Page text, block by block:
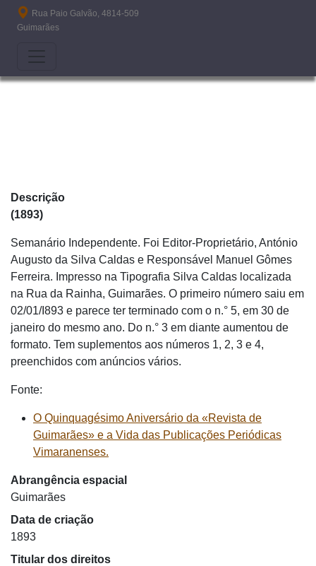
Passar para o conteúdo principal
Rua Paio Galvão, 4814-509
Guimarães
Descrição
(1893)
Semanário Independente. Foi Editor-Proprietário, António
Augusto da Silva Caldas e Responsável Manuel Gômes
Ferreira. Impresso na Tipografia Silva Caldas localizada
na Rua da Rainha, Guimarães. O primeiro número saiu em
02/01/I893 e parece ter terminado com o n.° 5, em 30 de
janeiro do mesmo ano. Do n.° 3 em diante aumentou de
formato. Tem suplementos aos números 1, 2, 3 e 4,
preenchidos com anúncios vários.
Fonte:
O Quinquagésimo Aniversário da «Revista de
Guimarães» e a Vida das Publicações Periódicas
Vimaranenses.
Abrangência espacial
Guimarães
Data de criação
1893
Titular dos direitos